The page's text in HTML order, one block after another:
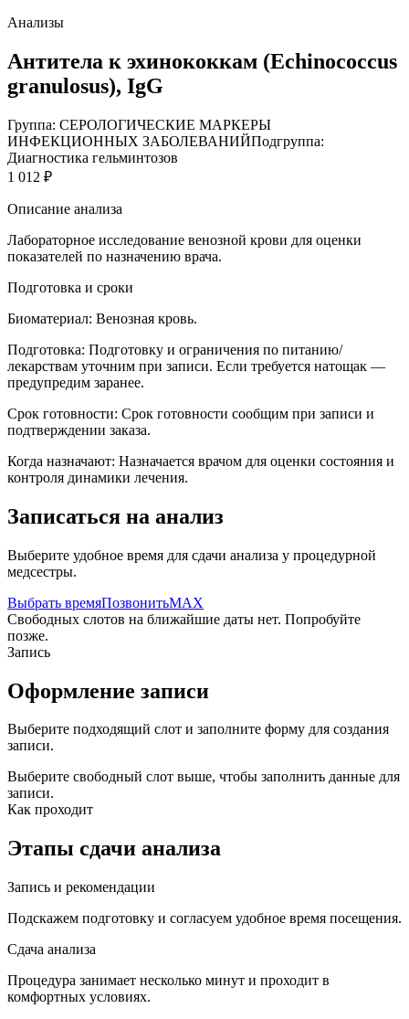
Анализы
Антитела к эхинококкам (Echinococcus
granulosus), IgG
Группа: СЕРОЛОГИЧЕСКИЕ МАРКЕРЫ
ИНФЕКЦИОННЫХ ЗАБОЛЕВАНИЙПодгруппа:
Диагностика гельминтозов
1 012 ₽
Описание анализа
Лабораторное исследование венозной крови для оценки
показателей по назначению врача.
Подготовка и сроки
Биоматериал: Венозная кровь.
Подготовка: Подготовку и ограничения по питанию/
лекарствам уточним при записи. Если требуется натощак —
предупредим заранее.
Срок готовности: Срок готовности сообщим при записи и
подтверждении заказа.
Когда назначают: Назначается врачом для оценки состояния и
контроля динамики лечения.
Записаться на анализ
Выберите удобное время для сдачи анализа у процедурной
медсестры.
Выбрать времяПозвонитьMAX
Свободных слотов на ближайшие даты нет. Попробуйте
позже.
Запись
Оформление записи
Выберите подходящий слот и заполните форму для создания
записи.
Выберите свободный слот выше, чтобы заполнить данные для
записи.
Как проходит
Этапы сдачи анализа
Запись и рекомендации
Подскажем подготовку и согласуем удобное время посещения.
Сдача анализа
Процедура занимает несколько минут и проходит в
комфортных условиях.